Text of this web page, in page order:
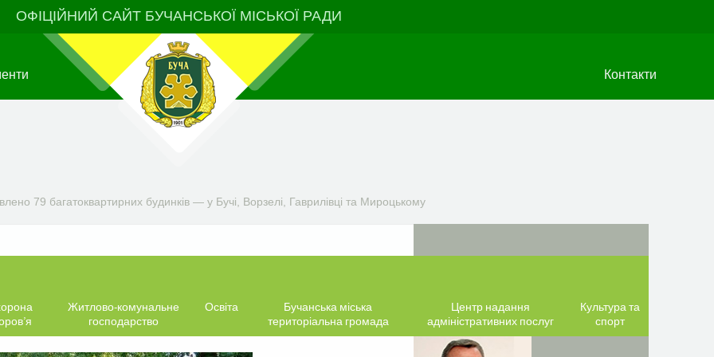
ОФІЦІЙНИЙ САЙТ БУЧАНСЬКОЇ МІСЬКОЇ РАДИ
Контакти
79 багатоквартирних будинків — у Бучі, Ворзелі, Гаврилівці та Мироцькому
Житлово-комунальне
господарство
Освіта
Бучанська міська
територіальна громада
Центр надання
адміністративних послуг
Культура та
спорт